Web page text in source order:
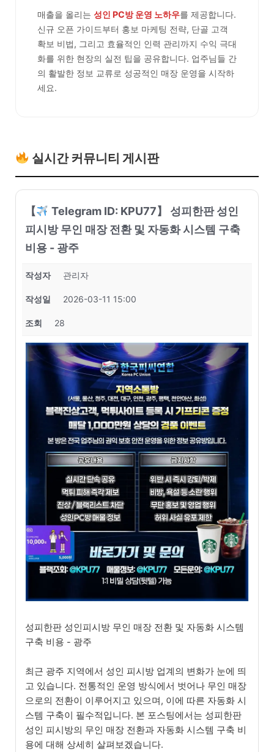
매출을 올리는 성인 PC방 운영 노하우를 제공합니다.
신규 오픈 가이드부터 홍보 마케팅 전략, 단골 고객
확보 비법, 그리고 효율적인 인력 관리까지 수익 극대
화를 위한 현장의 실전 팁을 공유합니다. 업주님들 간
의 활발한 정보 교류로 성공적인 매장 운영을 시작하
세요.
실시간 커뮤니티 게시판
【
Telegram ID: KPU77】 성피한판 성인
피시방 무인 매장 전환 및 자동화 시스템 구축
비용 - 광주
작성자 관리자
작성일 2026-03-11 15:00
조회 28
성피한판 성인피시방 무인 매장 전환 및 자동화 시스템
구축 비용 - 광주
최근 광주 지역에서 성인 피시방 업계의 변화가 눈에 띄
고 있습니다. 전통적인 운영 방식에서 벗어나 무인 매장
으로의 전환이 이루어지고 있으며, 이에 따른 자동화 시
스템 구축이 필수적입니다. 본 포스팅에서는 성피한판
성인 피시방의 무인 매장 전환과 자동화 시스템 구축 비
용에 대해 상세히 살펴보겠습니다.